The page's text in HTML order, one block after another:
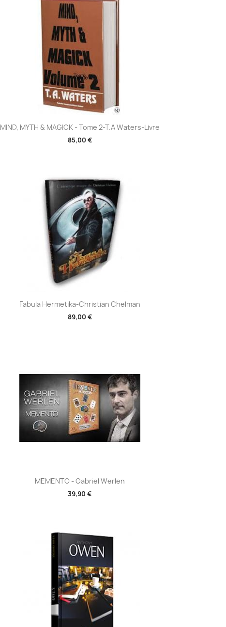
Aperçu rapide
MIND, MYTH & MAGICK - Tome 2-T.A Waters-Livre
85,00 €
Aperçu rapide
Fabula Hermetika-Christian Chelman
89,00 €
Aperçu rapide
MEMENTO - Gabriel Werlen
39,90 €